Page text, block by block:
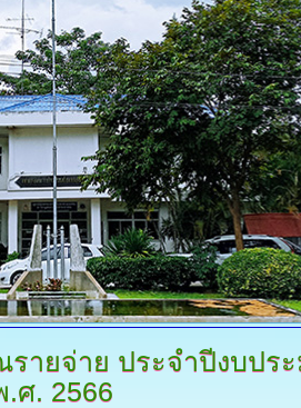
รายจ่าย ประจำปีงบปร
.ศ. 2566